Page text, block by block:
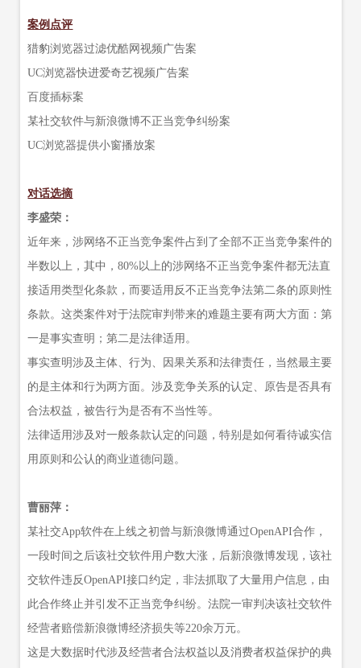
案例点评
猎豹浏览器过滤优酷网视频广告案
UC浏览器快进爱奇艺视频广告案
百度插标案
某社交软件与新浪微博不正当竞争纠纷案
UC浏览器提供小窗播放案
对话选摘
李盛荣：
近年来，涉网络不正当竞争案件占到了全部不正当竞争案件的
半数以上，其中，80%以上的涉网络不正当竞争案件都无法直
接适用类型化条款，而要适用反不正当竞争法第二条的原则性
条款。这类案件对于法院审判带来的难题主要有两大方面：第
一是事实查明；第二是法律适用。
事实查明涉及主体、行为、因果关系和法律责任，当然最主要
的是主体和行为两方面。涉及竞争关系的认定、原告是否具有
合法权益，被告行为是否有不当性等。
法律适用涉及对一般条款认定的问题，特别是如何看待诚实信
用原则和公认的商业道德问题。
曹丽萍：
某社交App软件在上线之初曾与新浪微博通过OpenAPI合作，
一段时间之后该社交软件用户数大涨，后新浪微博发现，该社
交软件违反OpenAPI接口约定，非法抓取了大量用户信息，由
此合作终止并引发不正当竞争纠纷。法院一审判决该社交软件
经营者赔偿新浪微博经济损失等220余万元。
这是大数据时代涉及经营者合法权益以及消费者权益保护的典